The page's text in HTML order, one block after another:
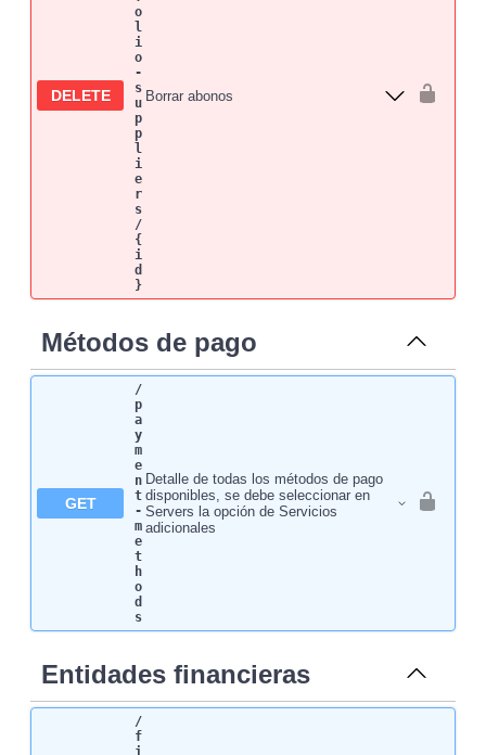
DELETE
o
l
i
o
-
s
u
p
p
l
i
e
r
s
/
{
i
d
}
Borrar abonos
Métodos de pago
GET
/
p
a
y
m
e
n
t
-
m
e
t
h
o
d
s
Detalle de todas los métodos de pago
disponibles, se debe seleccionar en
Servers la opción de Servicios
adicionales
Entidades financieras
/
f
i